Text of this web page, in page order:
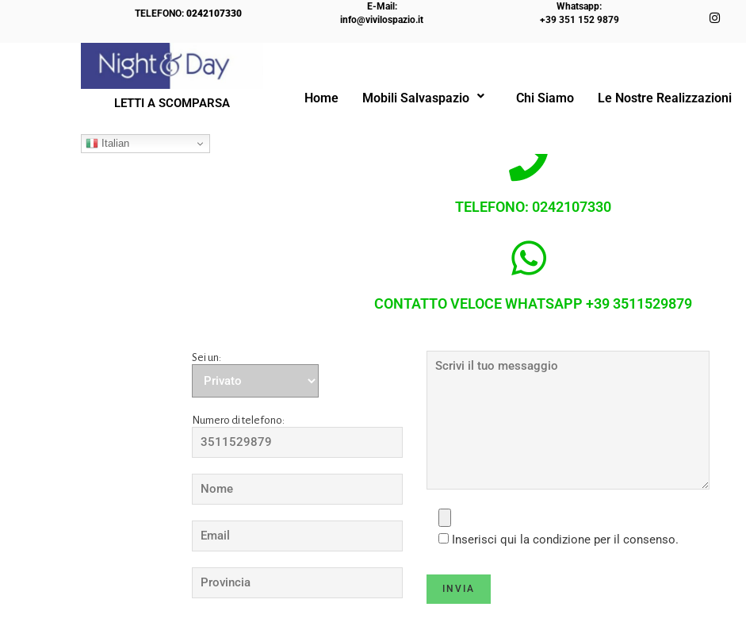
TELEFONO:0242107330
E-Mail:
info@vivilospazio.it
Whatsapp:
+39 351 152 9879
LETTI A SCOMPARSA
Italian
Home Mobili Salvaspazio Chi Siamo Le Nostre Realizzazioni
TELEFONO: 0242107330
CONTATTO VELOCE WHATSAPP +39 3511529879
Sei un:
Numero di telefono:
Inserisci qui la condizione per il consenso.